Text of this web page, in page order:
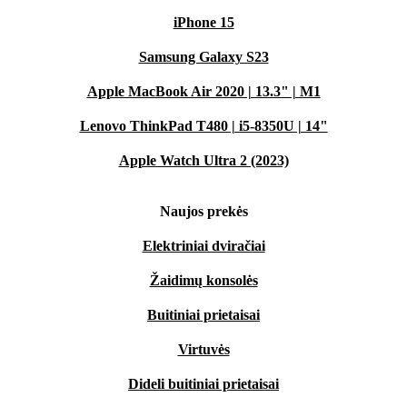
iPhone 15
Samsung Galaxy S23
Apple MacBook Air 2020 | 13.3" | M1
Lenovo ThinkPad T480 | i5-8350U | 14"
Apple Watch Ultra 2 (2023)
Naujos prekės
Elektriniai dviračiai
Žaidimų konsolės
Buitiniai prietaisai
Virtuvės
Dideli buitiniai prietaisai